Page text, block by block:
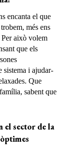
encanta el que
més ens
Per això volem
que els
sistema i ajudar-
Que
sabent que
el sector de la